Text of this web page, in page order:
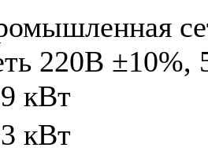
220В ±10%,
кВт
кВт